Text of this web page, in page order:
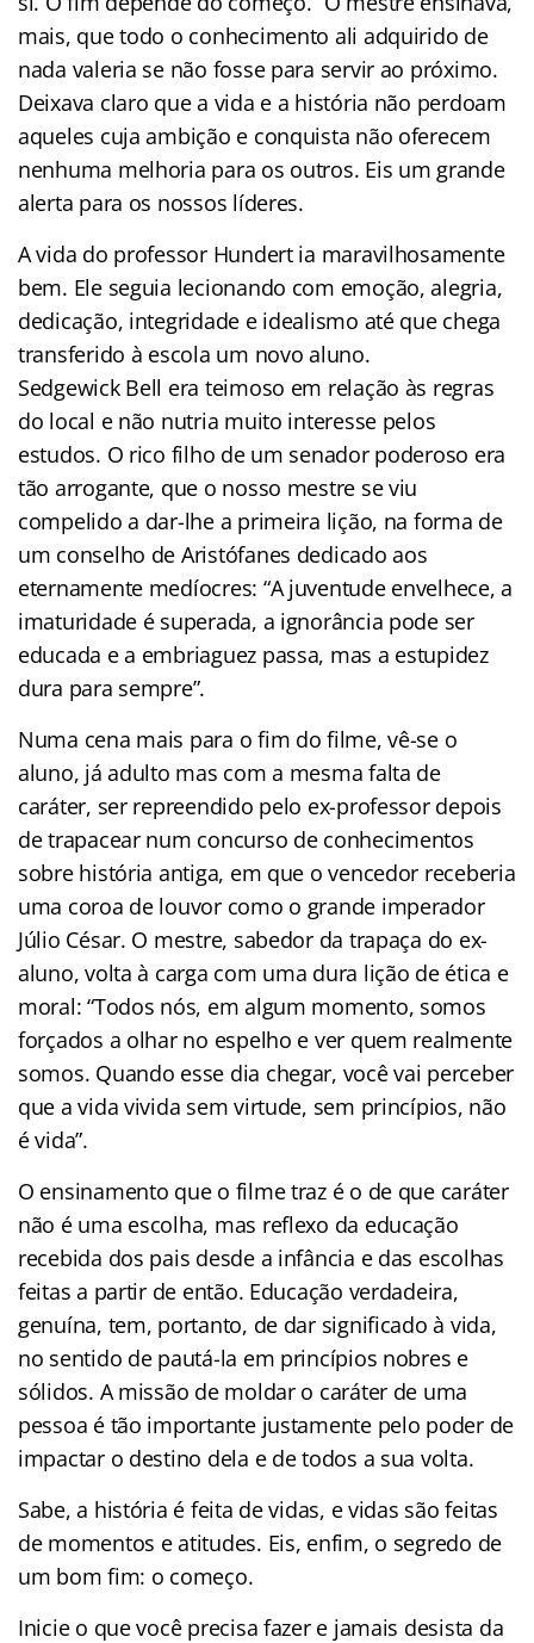
mais, que todo o conhecimento ali adquirido de
nada valeria se não fosse para servir ao próximo.
Deixava claro que a vida e a história não perdoam
aqueles cuja ambição e conquista não oferecem
nenhuma melhoria para os outros. Eis um grande
alerta para os nossos líderes.
A vida do professor Hundert ia maravilhosamente
bem. Ele seguia lecionando com emoção, alegria,
dedicação, integridade e idealismo até que chega
transferido à escola um novo aluno.
Sedgewick Bell era teimoso em relação às regras
do local e não nutria muito interesse pelos
estudos. O rico filho de um senador poderoso era
tão arrogante, que o nosso mestre se viu
compelido a dar-lhe a primeira lição, na forma de
um conselho de Aristófanes dedicado aos
eternamente medíocres: “A juventude envelhece, a
imaturidade é superada, a ignorância pode ser
educada e a embriaguez passa, mas a estupidez
dura para sempre”.
Numa cena mais para o fim do filme, vê-se o
aluno, já adulto mas com a mesma falta de
caráter, ser repreendido pelo ex-professor depois
de trapacear num concurso de conhecimentos
sobre história antiga, em que o vencedor receberia
uma coroa de louvor como o grande imperador
Júlio César. O mestre, sabedor da trapaça do ex-
aluno, volta à carga com uma dura lição de ética e
moral: “Todos nós, em algum momento, somos
forçados a olhar no espelho e ver quem realmente
somos. Quando esse dia chegar, você vai perceber
que a vida vivida sem virtude, sem princípios, não
é vida”.
O ensinamento que o filme traz é o de que caráter
não é uma escolha, mas reflexo da educação
recebida dos pais desde a infância e das escolhas
feitas a partir de então. Educação verdadeira,
genuína, tem, portanto, de dar significado à vida,
no sentido de pautá-la em princípios nobres e
sólidos. A missão de moldar o caráter de uma
pessoa é tão importante justamente pelo poder de
impactar o destino dela e de todos a sua volta.
Sabe, a história é feita de vidas, e vidas são feitas
de momentos e atitudes. Eis, enfim, o segredo de
um bom fim: o começo.
Inicie o que você precisa fazer e jamais desista da